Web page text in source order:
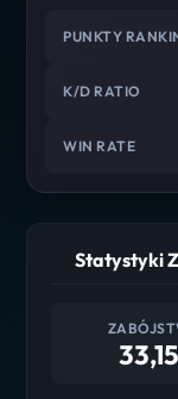
PUNKTY
K/D RATIO
WIN RATE
Statystyki